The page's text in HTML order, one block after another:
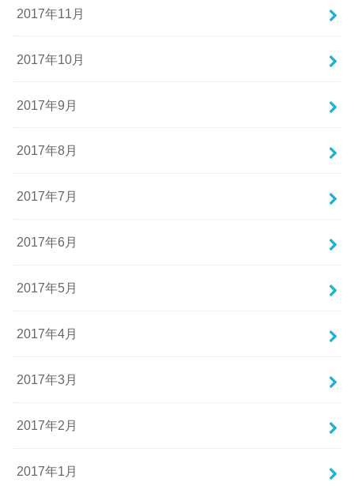
2017年11月
2017年10月
2017年9月
2017年8月
2017年7月
2017年6月
2017年5月
2017年4月
2017年3月
2017年2月
2017年1月